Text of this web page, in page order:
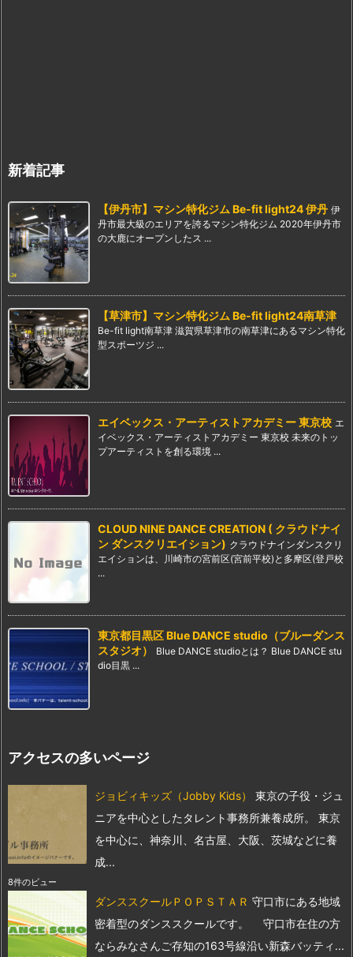
新着記事
【伊丹市】マシン特化ジム Be-fit light24 伊丹 伊
丹市最大級のエリアを誇るマシン特化ジム 2020年伊丹市
の大鹿にオープンしたス ...
【草津市】マシン特化ジム Be-fit light24南草津
Be-fit light南草津 滋賀県草津市の南草津にあるマシン特化
型スポーツジ ...
エイベックス・アーティストアカデミー 東京校 エ
イベックス・アーティストアカデミー 東京校 未来のトッ
プアーティストを創る環境 ...
CLOUD NINE DANCE CREATION ( クラウドナイ
ン ダンスクリエイション) クラウドナインダンスクリ
エイションは、川崎市の宮前区(宮前平校)と多摩区(登戸校
...
東京都目黒区 Blue DANCE studio（ブルーダンス
スタジオ）
Blue DANCE studioとは？ Blue DANCE stu
dio目黒 ...
アクセスの多いページ
ジョビィキッズ（Jobby Kids）
東京の子役・ジュ
ニアを中心としたタレント事務所兼養成所。 東京
を中心に、神奈川、名古屋、大阪、茨城などに養
成...
8件のビュー
ダンススクールＰＯＰＳＴＡＲ 守口市にある地域
密着型のダンススクールです。 守口市在住の方
ならみなさんご存知の163号線沿い新森バッティ...